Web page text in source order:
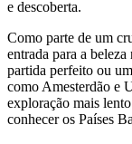
e descoberta.
Como parte de um
entrada para a
partida perfeito ou
como Amesterdão e
exploração mais
conhecer os Países